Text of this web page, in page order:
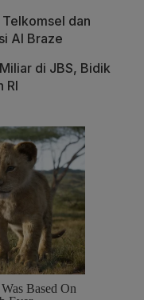
dan
AI Braze
di JBS, Bidik
RI